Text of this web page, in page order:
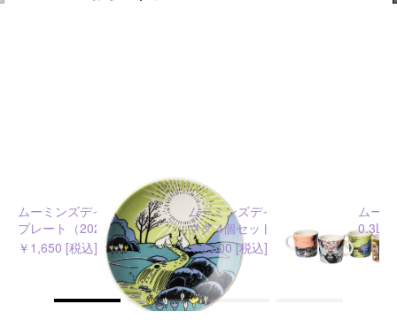
ムーミンズデイ 2026 ミニ
プレート（2024）
￥1,650 [税込]
ムーミンズデイ 2026 ミニ
マグ 4個セット
￥6,600 [税込]
ムー
0.3L
￥